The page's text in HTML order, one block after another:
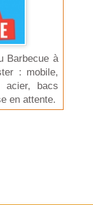
Barbecue à
: mobile,
acier, bacs
en attente.